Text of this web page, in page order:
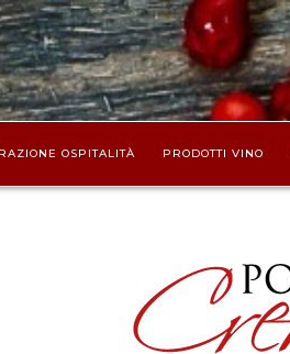
OSPITALITÀ PRODOTTI VINO